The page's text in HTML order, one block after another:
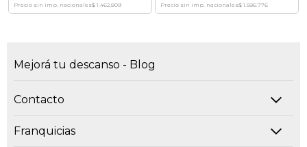
Precio sin imp. nacionales$ 1.462.809 Precio sin imp. nacionales$ 1.586.776
Mejorá tu descanso - Blog
Contacto
Franquicias